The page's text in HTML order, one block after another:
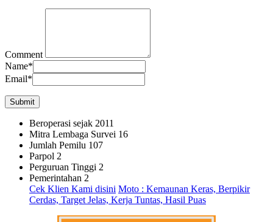
Comment
Name*
Email*
Beroperasi sejak 2011
Mitra Lembaga Survei 16
Jumlah Pemilu 107
Parpol 2
Perguruan Tinggi 2
Pemerintahan 2
Cek Klien Kami disini Moto : Kemaunan Keras, Berpikir
Cerdas, Target Jelas, Kerja Tuntas, Hasil Puas